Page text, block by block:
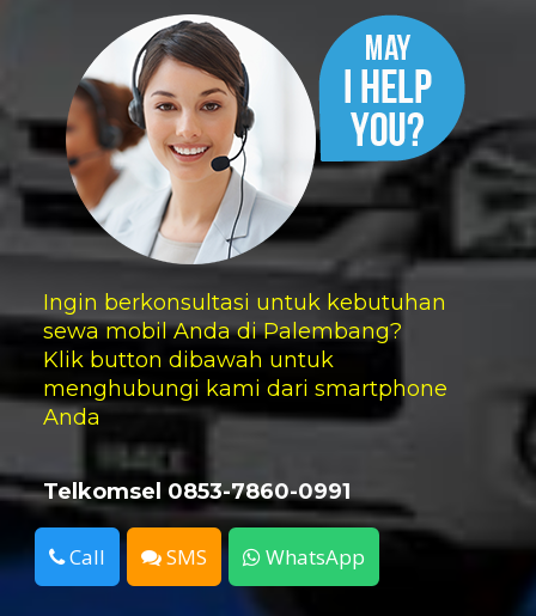
Ingin berkonsultasi untuk kebutuhan
sewa mobil Anda di Palembang?
Klik button dibawah untuk
menghubungi kami dari smartphone
Anda
Telkomsel 0853-7860-0991
Call SMS WhatsApp